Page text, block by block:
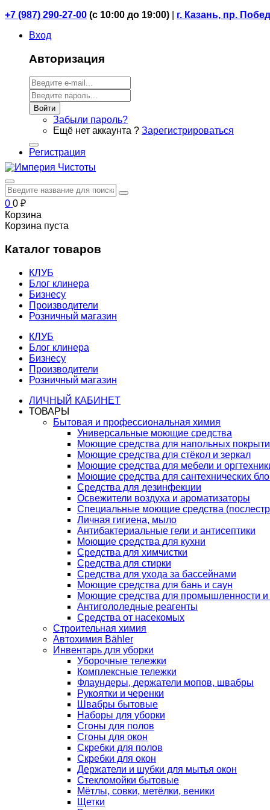
+7 (987) 290-27-00 (с 10:00 до 19:00)
г. Казань, пр.
Вход
Авторизация
Войти
Забыли пароль?
Ещё нет аккаунта ? Зарегистрироваться
Регистрация
0 0 ₽
Корзина
Корзина пуста
Каталог товаров
КЛУБ
Блог клинера
Бизнесу
Производители
Розничный магазин
КЛУБ
Блог клинера
Бизнесу
Производители
Розничный магазин
ЛИЧНЫЙ КАБИНЕТ
ТОВАРЫ
Бытовая и профессиональная химия
Универсальные моющие средства
Моющие средства для напольных
Моющие средства для стёкол и зеркал
Моющие средства для мебели и
Моющие средства для сантехнических
Средства для дезинфекции
Освежители воздуха и ароматизаторы
Специальные моющие средства
Личная гигиена, мыло
Антибактериальные гели и антисептики
Моющие средства для кухни
Средства для химчистки
Средства для стирки
Средства для ухода за бассейнами
Моющие средства для бань и саун
Моющие средства для промышленности и
Антигололедные реагенты
Средства от насекомых
Строительная химия
Автохимия Bähler
Инвентарь для уборки
Уборочные тележки
Комплексные тележки
Флаундеры, держатели мопов, швабры
Рукоятки и черенки
Швабры бытовые
Наборы для уборки
Сгоны для полов
Сгоны для окон
Скребки для полов
Скребки для окон
Держатели и шубки для мытья окон
Стекломойки бытовые
Мётлы, совки, метёлки, веники
Щетки